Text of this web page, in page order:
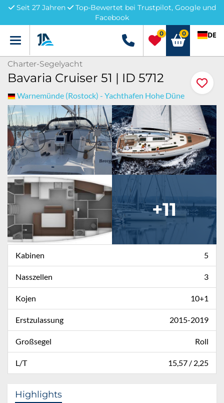
Seit 27 Jahren
Top-Bewertet bei Trustpilot, Google und
Facebook
Menü +49 5741 3222690
0 0 DE
Charter-Segelyacht
Bavaria Cruiser 51 | ID 5712
Warnemünde (Rostock) - Yachthafen Hohe Düne
+11
Kabinen 5
Nasszellen 3
Kojen 10+1
Erstzulassung 2015-2019
Großsegel Roll
L/T 15,57 / 2,25
Highlights